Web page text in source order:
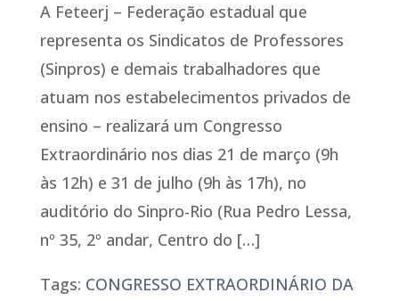
A Feteerj – Federação estadual que
representa os Sindicatos de Professores
(Sinpros) e demais trabalhadores que
atuam nos estabelecimentos privados de
ensino – realizará um Congresso
Extraordinário nos dias 21 de março (9h
às 12h) e 31 de julho (9h às 17h), no
auditório do Sinpro-Rio (Rua Pedro Lessa,
nº 35, 2º andar, Centro do […]
Tags: CONGRESSO EXTRAORDINÁRIO DA